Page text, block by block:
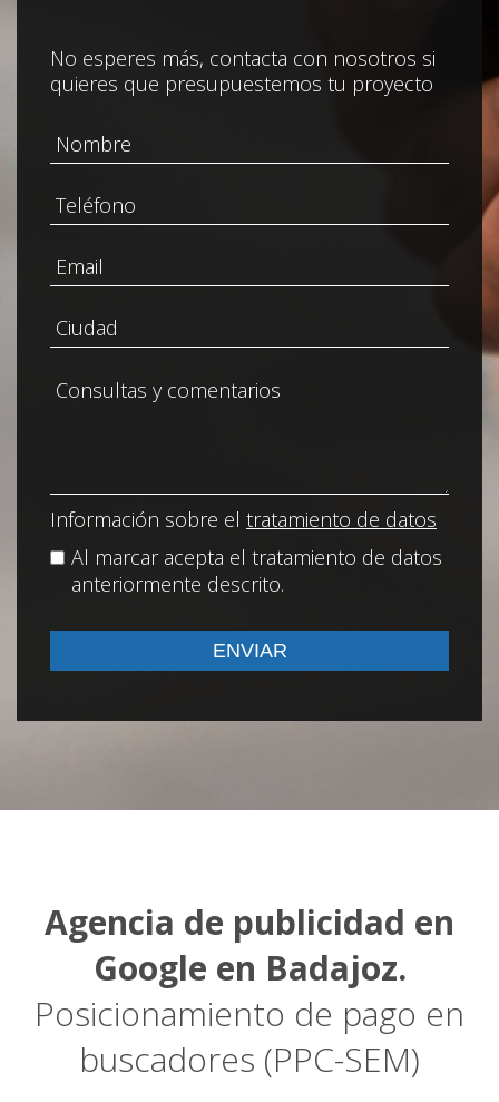
No esperes más, contacta con nosotros si
quieres que presupuestemos tu proyecto
Información sobre el tratamiento de datos
Al marcar acepta el tratamiento de datos
anteriormente descrito.
Agencia de publicidad en
Google en Badajoz.
Posicionamiento de pago en
buscadores (PPC-SEM)